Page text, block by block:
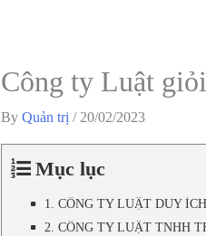
Công ty Luật
By Quản trị / 20/02/2023
Mục lục
1. CÔNG TY LUẬT DUY
2. CÔNG TY LUẬT TNHH